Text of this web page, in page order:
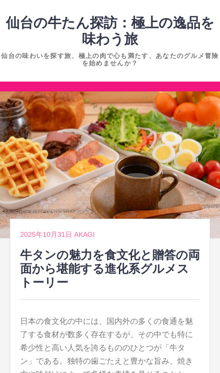
ン
ツ
キ
ッ
プ
仙台の牛たん探訪：極上の逸品を
味わう旅
仙台の味わいを探す旅、極上の肉で心も満たす、あなたのグルメ冒険
を始めませんか？
コ
ン
テ
ン
ツ
へ
ス
キ
ッ
プ
2025年10月31日 AKAGI
牛タンの魅力を食文化と贈答の両
面から堪能する進化系グルメス
トーリー
日本の食文化の中には、国内外の多くの食通を魅
了する食材が数多く存在するが、その中でも特に
希少性と高い人気を誇るもののひとつが「牛タ
ン」である。 独特の歯ごたえと豊かな旨み、焼き